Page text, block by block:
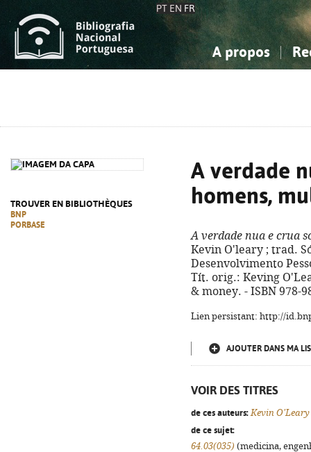
PT EN FR
A propos
TROUVER EN BIBLIOTHÈQUES
BNP
PORBASE
A verdade
homens,
A verdade nua e crua
Kevin O'leary ; trad.
Desenvolvimento
Tít. orig.: Keving
& money. - ISBN 978-
Lien persistant: http://
AJOUTER DANS MA
VOIR DES TITRES
de ces auteurs: Kevin O'Leary
de ce sujet:
64.03(035) (medicina,